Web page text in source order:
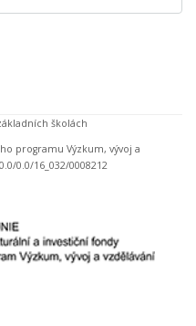
školách
programu Výzkum, vývoj a
0.0/16_032/0008212